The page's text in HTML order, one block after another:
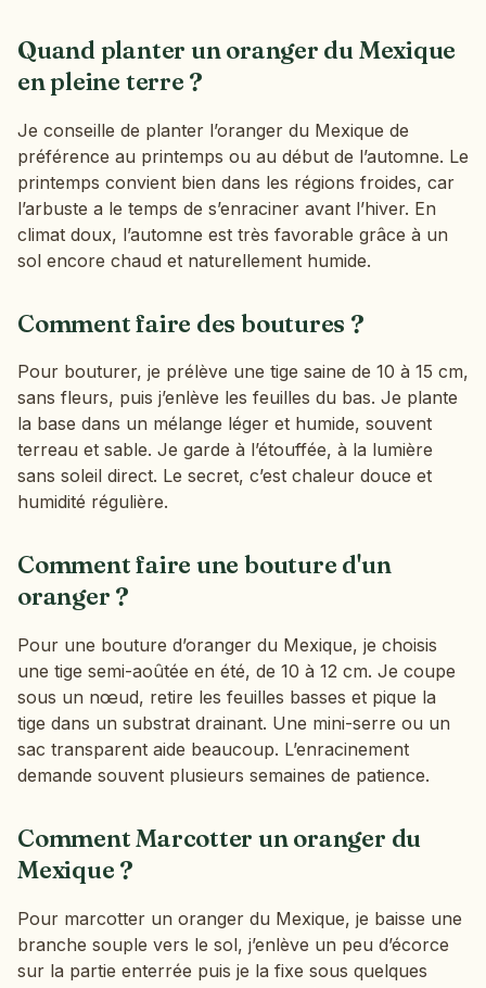
Quand planter un oranger du Mexique
en pleine terre ?
Je conseille de planter l’oranger du Mexique de
préférence au printemps ou au début de l’automne. Le
printemps convient bien dans les régions froides, car
l’arbuste a le temps de s’enraciner avant l’hiver. En
climat doux, l’automne est très favorable grâce à un
sol encore chaud et naturellement humide.
Comment faire des boutures ?
Pour bouturer, je prélève une tige saine de 10 à 15 cm,
sans fleurs, puis j’enlève les feuilles du bas. Je plante
la base dans un mélange léger et humide, souvent
terreau et sable. Je garde à l’étouffée, à la lumière
sans soleil direct. Le secret, c’est chaleur douce et
humidité régulière.
Comment faire une bouture d'un
oranger ?
Pour une bouture d’oranger du Mexique, je choisis
une tige semi-aoûtée en été, de 10 à 12 cm. Je coupe
sous un nœud, retire les feuilles basses et pique la
tige dans un substrat drainant. Une mini-serre ou un
sac transparent aide beaucoup. L’enracinement
demande souvent plusieurs semaines de patience.
Comment Marcotter un oranger du
Mexique ?
Pour marcotter un oranger du Mexique, je baisse une
branche souple vers le sol, j’enlève un peu d’écorce
sur la partie enterrée puis je la fixe sous quelques